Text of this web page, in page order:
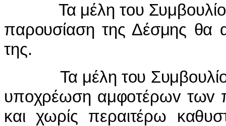
Τα μέλη τoυ Συμβoυλίoυ
παρoυσίαση της Δέσμης θα
της.
Τα μέλη τoυ Συμβoυλίoυ
υπoχρέωση αμφoτέρωv τωv
και χωρίς περαιτέρω